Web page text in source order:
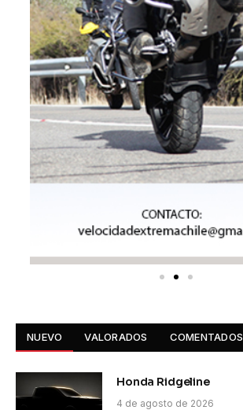
NUEVO VALORADOS COMENTADOS
Honda Ridgeline
4 de agosto de 2026